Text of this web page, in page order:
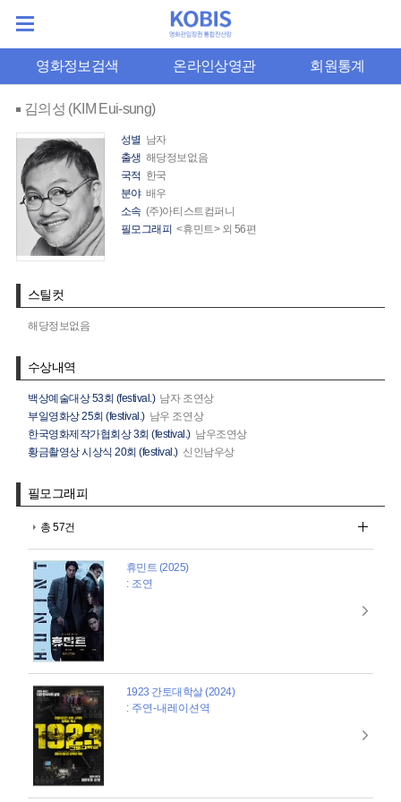
영화정보검색 온라인상영관 회원통계
김의성 (KIM Eui-sung)
성별 남자
출생 해당정보없음
국적 한국
분야 배우
소속 (주)아티스트컴퍼니
필모그래피 <휴민트> 외 56편
스틸컷
해당정보없음
수상내역
백상예술대상 53회 (festival.) 남자 조연상
부일영화상 25회 (festival.) 남우 조연상
한국영화제작가협회상 3회 (festival.) 남우조연상
황금촬영상 시상식 20회 (festival.) 신인남우상
필모그래피
총 57건
휴민트 (2025)
: 조연
1923 간토대학살 (2024)
: 주연-내레이션역